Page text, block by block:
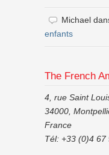
Michael
enfants
The French
4, rue Saint
34000,
France
Tél: +33 (0)4 67